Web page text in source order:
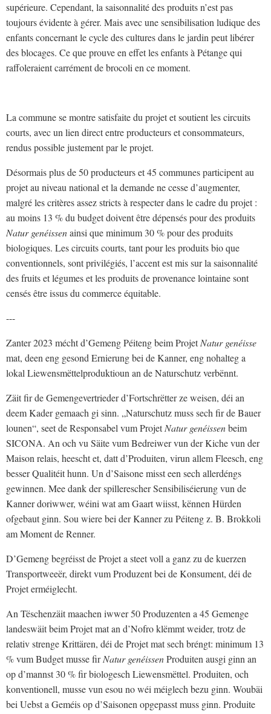
supérieure. Cependant, la saisonnalité des produits n’est pas
toujours évidente à gérer. Mais avec une sensibilisation ludique des
enfants concernant le cycle des cultures dans le jardin peut libérer
des blocages. Ce que prouve en effet les enfants à Pétange qui
raffoleraient carrément de brocoli en ce moment.
La commune se montre satisfaite du projet et soutient les circuits
courts, avec un lien direct entre producteurs et consommateurs,
rendus possible justement par le projet.
Désormais plus de 50 producteurs et 45 communes participent au
projet au niveau national et la demande ne cesse d’augmenter,
malgré les critères assez stricts à respecter dans le cadre du projet :
au moins 13 % du budget doivent être dépensés pour des produits
Natur genéissenainsi que minimum 30 % pour des produits
biologiques. Les circuits courts, tant pour les produits bio que
conventionnels, sont privilégiés, l’accent est mis sur la saisonnalité
des fruits et légumes et les produits de provenance lointaine sont
censés être issus du commerce équitable.
---
Zanter 2023 mécht d’Gemeng Péiteng beim ProjetNatur genéisse
mat, deen eng gesond Ernierung bei de Kanner, eng nohalteg a
lokal Liewensmëttelproduktioun an de Naturschutz verbënnt.
Zäit fir de Gemengevertrieder d’Fortschrëtter ze weisen, déi an
deem Kader gemaach gi sinn. „Naturschutz muss sech fir de Bauer
lounen“, seet de Responsabel vum ProjetNatur genéissenbeim
SICONA. An och vu Säite vum Bedreiwer vun der Kiche vun der
Maison relais, heescht et, datt d’Produiten, virun allem Fleesch, eng
besser Qualitéit hunn. Un d’Saisone misst een sech allerdéngs
gewinnen. Mee dank der spillerescher Sensibiliséierung vun de
Kanner doriwwer, wéini wat am Gaart wiisst, kënnen Hürden
ofgebaut ginn. Sou wiere bei der Kanner zu Péiteng z. B. Brokkoli
am Moment de Renner.
D’Gemeng begréisst de Projet a steet voll a ganz zu de kuerzen
Transportweeër, direkt vum Produzent bei de Konsument, déi de
Projet erméiglecht.
An Tëschenzäit maachen iwwer 50 Produzenten a 45 Gemenge
landeswäit beim Projet mat an d’Nofro klëmmt weider, trotz de
relativ strenge Krittären, déi de Projet mat sech bréngt: minimum 13
% vum Budget musse firNatur genéissenProduiten ausgi ginn an
op d’mannst 30 % fir biologesch Liewensmëttel. Produiten, och
konventionell, musse vun esou no wéi méiglech bezu ginn. Woubäi
bei Uebst a Geméis op d’Saisonen opgepasst muss ginn. Produite